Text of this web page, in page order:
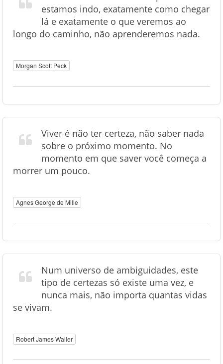
estamos indo, exatamente como chegar
lá e exatamente o que veremos ao
longo do caminho, não aprenderemos nada.
Morgan Scott Peck
Viver é não ter certeza, não saber nada
sobre o próximo momento. No
momento em que saver você começa a
morrer um pouco.
Agnes George de Mille
Num universo de ambiguidades, este
tipo de certezas só existe uma vez, e
nunca mais, não importa quantas vidas
se vivam.
Robert James Waller